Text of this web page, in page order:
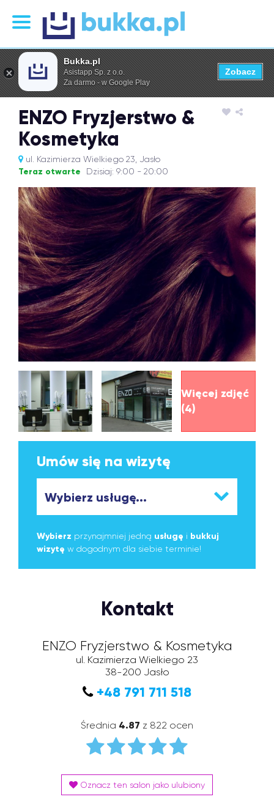
ENZO Fryzjerstwo &
Kosmetyka
ul. Kazimierza Wielkiego 23, Jasło
Teraz otwarte Dzisiaj: 9:00 - 20:00
Więcej zdjęć
(4)
Umów się na wizytę
Wybierz przynajmniej jedną usługę i bukkuj
wizytę w dogodnym dla siebie terminie!
Kontakt
ENZO Fryzjerstwo & Kosmetyka
ul. Kazimierza Wielkiego 23
38-200 Jasło
+48 791 711 518
Średnia 4.87 z 822 ocen
Oznacz ten salon jako ulubiony
Bukka.pl
Asistapp Sp. z o.o.
Za darmo - w Google Play
Zobacz